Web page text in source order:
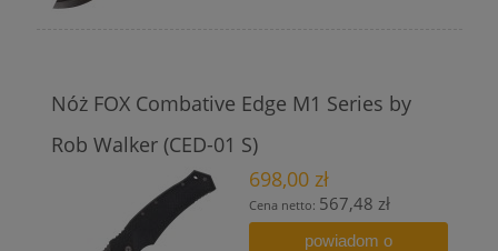
Nóż FOX Combative Edge M1 Series by
Rob Walker (CED-01 S)
698,00 zł
Cena netto: 567,48 zł
powiadom o